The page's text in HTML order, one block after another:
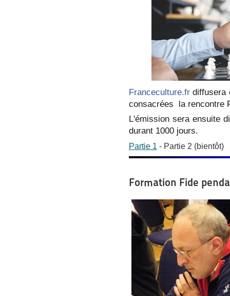
Franceculture.frdiffusera
consacrées la rencontre
L'émission sera ensuite
durant 1000 jours.
Partie 1 - Partie 2 (bientôt)
Formation Fide